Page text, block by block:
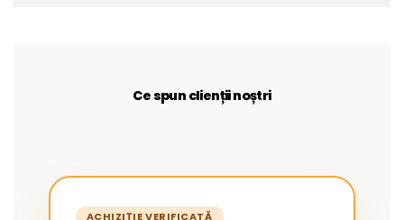
Ce spun clienții noștri
ACHIZIȚIE VERIFICATĂ